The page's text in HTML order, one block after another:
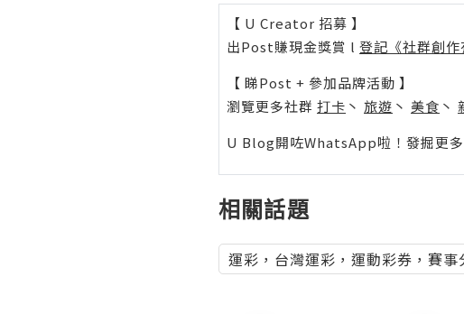
【 U Creator 招募 】
出Post賺現金獎賞 l 登記《社群創作
【 睇Post + 參加品牌活動 】
瀏覽更多社群 打卡 丶 旅遊 丶 美食 丶
U Blog開咗WhatsApp啦！發掘更多
相關話題
運彩，台灣運彩，運動彩券，賽